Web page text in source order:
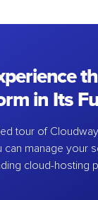
in Its
tour of
can manage your
cloud-hosting